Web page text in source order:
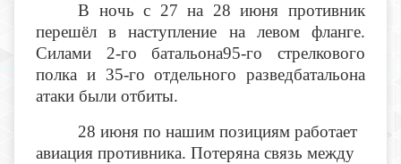
В ночь с 27 на 28 июня противник
перешёл в наступление на левом фланге.
Силами 2-го батальона95-го стрелкового
полка и 35-го отдельного разведбатальона
атаки были отбиты.
28 июня по нашим позициям работает
авиация противника. Потеряна связь между